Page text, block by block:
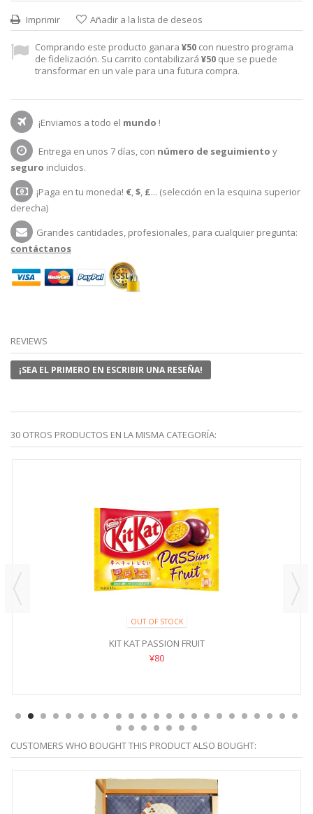
Imprimir Añadir a la lista de deseos
Comprando este producto ganara ¥50 con nuestro programa
de fidelización. Su carrito contabilizará ¥50 que se puede
transformar en un vale para una futura compra.
¡Enviamos a todo el mundo !
Entrega en unos 7 días, con número de seguimiento y
seguro incluidos.
¡Paga en tu moneda! €,$, £... (selección en la esquina superior
derecha)
Grandes cantidades, profesionales, para cualquier pregunta:
contáctanos
REVIEWS
¡SEA EL PRIMERO EN ESCRIBIR UNA RESEÑA!
30 OTROS PRODUCTOS EN LA MISMA CATEGORÍA:
OUT OF STOCK
KIT KAT PASSION FRUIT
¥80
CUSTOMERS WHO BOUGHT THIS PRODUCT ALSO BOUGHT: